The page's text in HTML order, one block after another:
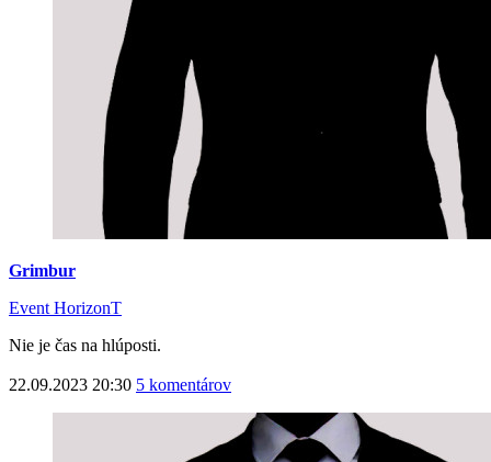
Grimbur
Event HorizonT
Nie je čas na hlúposti.
22.09.2023 20:30 5 komentárov